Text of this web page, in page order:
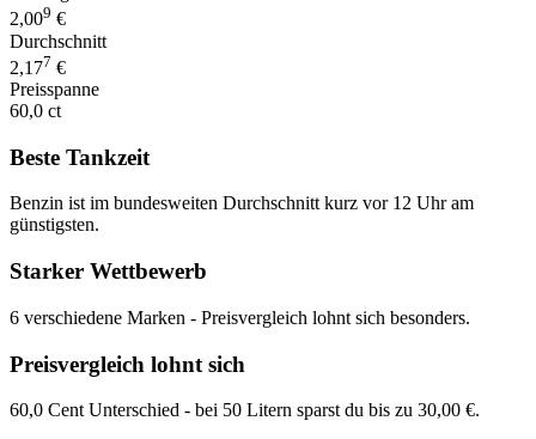
2,009 €
Durchschnitt
2,177 €
Preisspanne
60,0 ct
Beste Tankzeit
Benzin ist im bundesweiten Durchschnitt kurz vor 12 Uhr am
günstigsten.
Starker Wettbewerb
6 verschiedene Marken - Preisvergleich lohnt sich besonders.
Preisvergleich lohnt sich
60,0 Cent Unterschied - bei 50 Litern sparst du bis zu 30,00 €.